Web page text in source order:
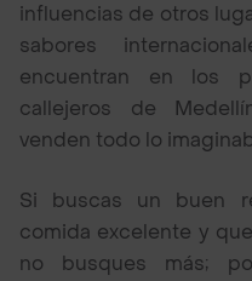
influencias de otros
sabores
encuentran en los
callejeros de
venden todo lo
Si buscas un buen
comida excelente y
no busques más;